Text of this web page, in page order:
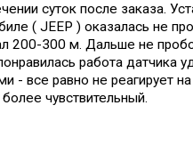
суток после заказа.
( JEEP ) оказалась не
200-300 м. Дальше не
работа датчика
- все равно не реагирует
чувствительный.